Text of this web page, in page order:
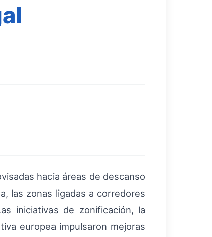
hacia áreas de descanso
las zonas ligadas a corredores
iniciativas de zonificación, la
europea impulsaron mejoras